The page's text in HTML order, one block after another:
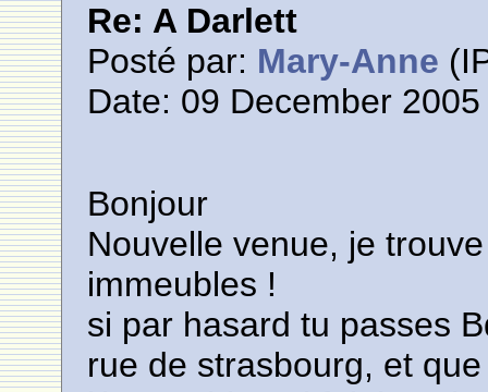
Re: A Darlett
Posté par: Mary-Anne
Date: 09 December
Bonjour
Nouvelle venue, je
immeubles !
si par hasard tu passes
rue de strasbourg, et